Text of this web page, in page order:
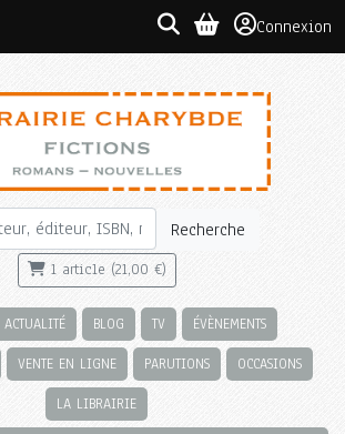
Connexion
Recherche
1 article (21,00 €)
ACTUALITÉ BLOG TV ÉVÈNEMENTS
VENTE EN LIGNE PARUTIONS OCCASIONS
LA LIBRAIRIE